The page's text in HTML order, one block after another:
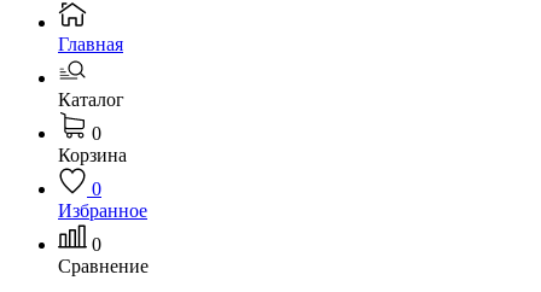
Главная
Каталог
0
Корзина
0
Избранное
0
Сравнение